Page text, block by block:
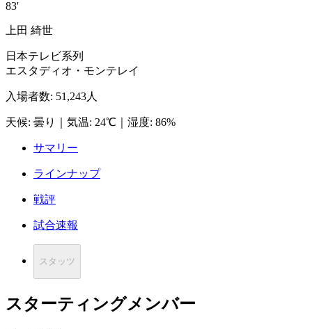
83'
上田 綺世
日本テレビ系列
エスタディオ・モンテレイ
入場者数: 51,243人
天候: 曇り 気温: 24℃ 湿度: 86%
サマリー
ラインナップ
戦評
試合速報
スタッツ
スターティングメンバー